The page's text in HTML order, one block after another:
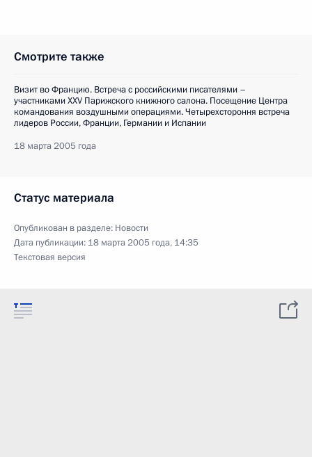
Смотрите также
Визит во Францию. Встреча с российскими писателями –
участниками XXV Парижского книжного салона. Посещение Центра
командования воздушными операциями. Четырехстороння встреча
лидеров России, Франции, Германии и Испании
18 марта 2005 года
Статус материала
Опубликован в разделе: Новости
Дата публикации: 18 марта 2005 года, 14:35
Текстовая версия